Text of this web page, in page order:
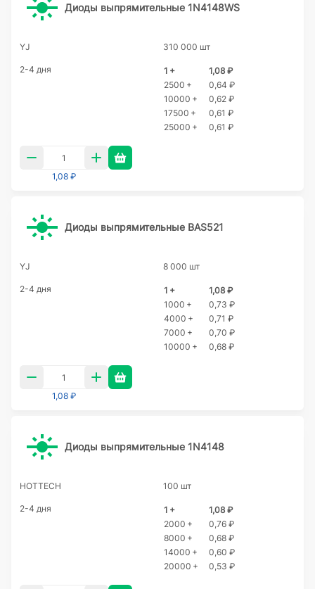
Диоды выпрямительные 1N4148WS
YJ 310 000 шт
2-4 дня 1 +
1,08 ₽
2500 +
0,64 ₽
10000 +
0,62 ₽
17500 +
0,61 ₽
25000 +
0,61 ₽
1,08 ₽
Диоды выпрямительные BAS521
YJ 8 000 шт
2-4 дня 1 +
1,08 ₽
1000 +
0,73 ₽
4000 +
0,71 ₽
7000 +
0,70 ₽
10000 +
0,68 ₽
1,08 ₽
Диоды выпрямительные 1N4148
HOTTECH 100 шт
2-4 дня 1 +
1,08 ₽
2000 +
0,76 ₽
8000 +
0,68 ₽
14000 +
0,60 ₽
20000 +
0,53 ₽